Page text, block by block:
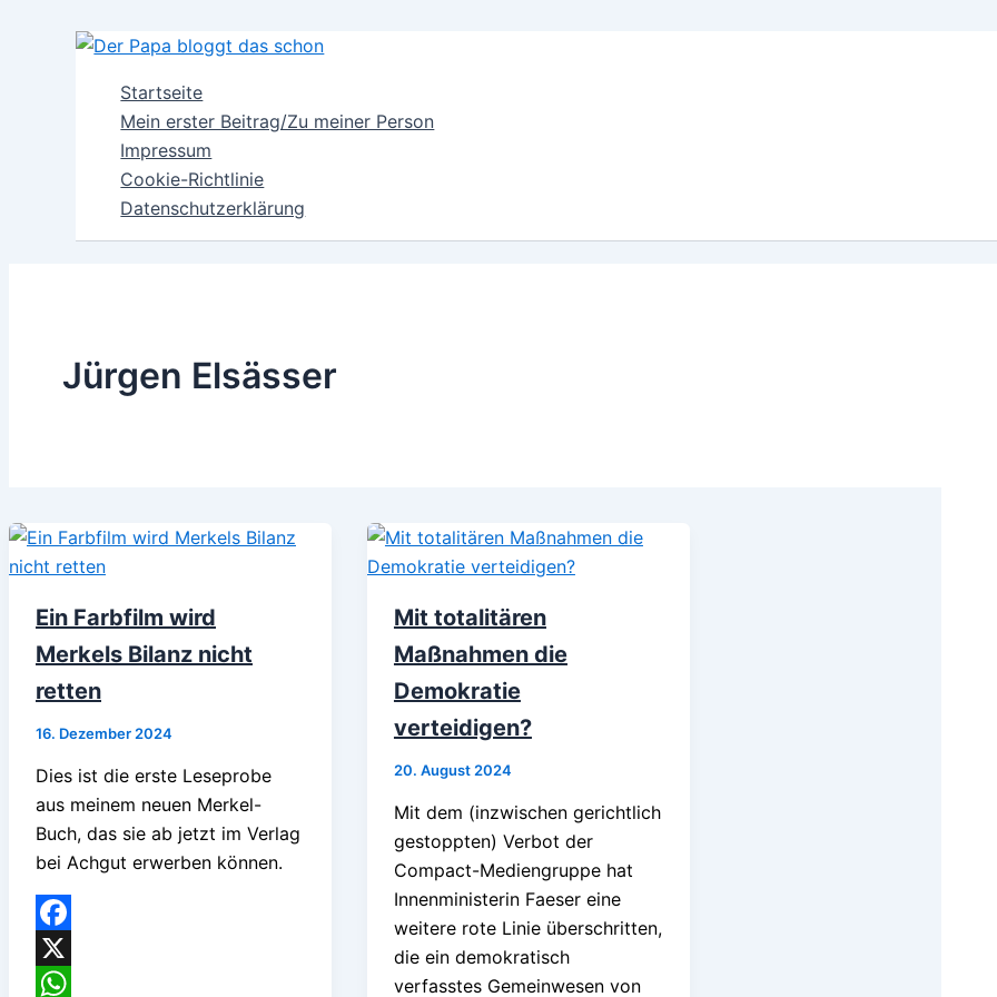
Startseite
Mein erster Beitrag/Zu meiner Person
Impressum
Cookie-Richtlinie
Datenschutzerklärung
Jürgen Elsässer
Ein Farbfilm wird
Merkels Bilanz nicht
retten
16. Dezember 2024
Dies ist die erste Leseprobe
aus meinem neuen Merkel-
Buch, das sie ab jetzt im Verlag
bei Achgut erwerben können.
Facebook
X
Mit totalitären
Maßnahmen die
Demokratie
verteidigen?
20. August 2024
Mit dem (inzwischen gerichtlich
gestoppten) Verbot der
Compact-Mediengruppe hat
Innenministerin Faeser eine
weitere rote Linie überschritten,
die ein demokratisch
verfasstes Gemeinwesen von